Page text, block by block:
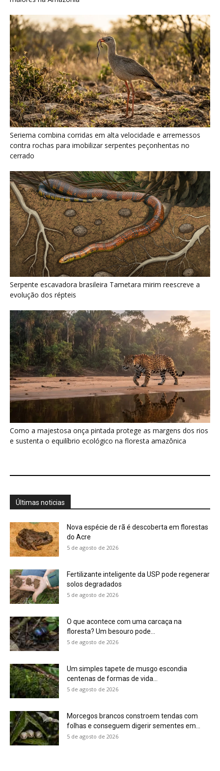
Serpente escavadora brasileira Tametara mirim reescreve a
evolução dos répteis
Como a majestosa onça pintada protege as margens dos rios
e sustenta o equilíbrio ecológico na floresta amazônica
Últimas noticias
Nova espécie de rã é descoberta em florestas
do Acre
5 de agosto de 2026
Fertilizante inteligente da USP pode regenerar
solos degradados
5 de agosto de 2026
Um simples tapete de musgo escondia
5 de agosto de 2026
5 de agosto de 2026